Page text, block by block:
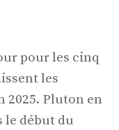
pour les cinq
les
2025. Pluton en
le début du